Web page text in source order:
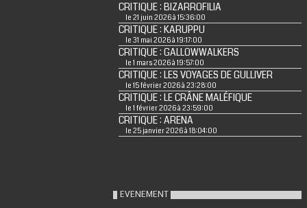
CRITIQUE : BIZARROFILIA
le 21 juin 2026 à 15:36:00
CRITIQUE : KARUPPU
le 31 mai 2026 à 19:17:00
CRITIQUE : GALLOWWALKERS
le 1 mars 2026 à 19:57:00
CRITIQUE : LES VOYAGES DE GULLIVER
le 15 février 2026 à 23:28:00
CRITIQUE : LE CRÂNE MALÉFIQUE
le 1 février 2026 à 23:59:00
CRITIQUE : ARENA
le 25 janvier 2026 à 18:04:00
EVENEMENT